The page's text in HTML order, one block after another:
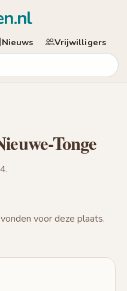
Nieuws Vrijwilligers
Tonge
voor deze plaats.